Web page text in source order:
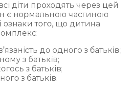
діти проходять через цей
є нормальною частиною
ознаки того, що дитина
до одного з батьків;
з батьків;
з батьків;
з батьків.